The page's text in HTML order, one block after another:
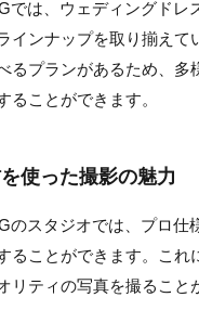
では、ウェディングドレ
インナップを取り揃えて
るプランがあるため、多
ることができます。
使った撮影の魅力
のスタジオでは、プロ仕
ることができます。これ
リティの写真を撮ること